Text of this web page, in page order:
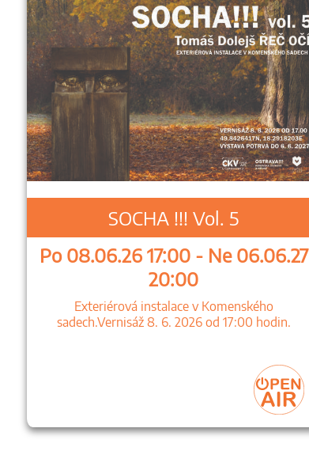
SOCHA !!! Vol. 5
Po 08.06.26 17:00 - Ne 06.06.27
20:00
Exteriérová instalace v Komenského
sadech.Vernisáž 8. 6. 2026 od 17:00 hodin.